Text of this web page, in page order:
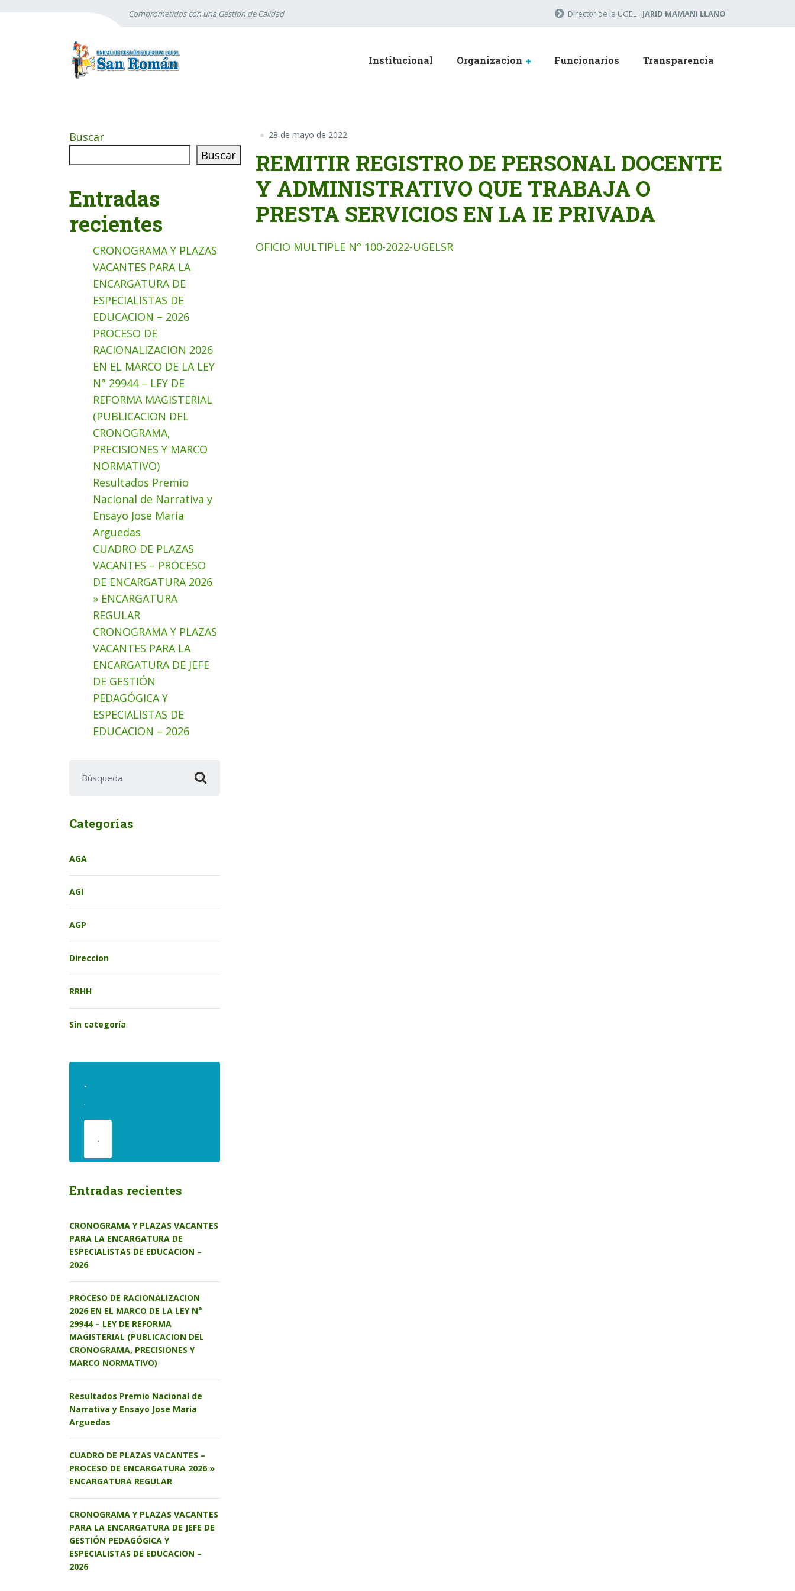
Comprometidos con una Gestion de Calidad Director de la UGEL : JARID MAMANI LLANO
Institucional Organizacion Funcionarios Transparencia
28 de mayo de 2022
REMITIR REGISTRO DE PERSONAL DOCENTE
Y ADMINISTRATIVO QUE TRABAJA O
PRESTA SERVICIOS EN LA IE PRIVADA
OFICIO MULTIPLE N° 100-2022-UGELSR
Buscar
Buscar
Entradas
recientes
CRONOGRAMA Y PLAZAS
VACANTES PARA LA
ENCARGATURA DE
ESPECIALISTAS DE
EDUCACION – 2026
PROCESO DE
RACIONALIZACION 2026
EN EL MARCO DE LA LEY
N° 29944 – LEY DE
REFORMA MAGISTERIAL
(PUBLICACION DEL
CRONOGRAMA,
PRECISIONES Y MARCO
NORMATIVO)
Resultados Premio
Nacional de Narrativa y
Ensayo Jose Maria
Arguedas
CUADRO DE PLAZAS
VACANTES – PROCESO
DE ENCARGATURA 2026
» ENCARGATURA
REGULAR
CRONOGRAMA Y PLAZAS
VACANTES PARA LA
ENCARGATURA DE JEFE
DE GESTIÓN
PEDAGÓGICA Y
ESPECIALISTAS DE
EDUCACION – 2026
Categorías
AGA
AGI
AGP
Direccion
RRHH
Sin categoría
.
.
.
Entradas recientes
CRONOGRAMA Y PLAZAS VACANTES
PARA LA ENCARGATURA DE
ESPECIALISTAS DE EDUCACION –
2026
PROCESO DE RACIONALIZACION
2026 EN EL MARCO DE LA LEY N°
29944 – LEY DE REFORMA
MAGISTERIAL (PUBLICACION DEL
CRONOGRAMA, PRECISIONES Y
MARCO NORMATIVO)
Resultados Premio Nacional de
Narrativa y Ensayo Jose Maria
Arguedas
CUADRO DE PLAZAS VACANTES –
PROCESO DE ENCARGATURA 2026 »
ENCARGATURA REGULAR
CRONOGRAMA Y PLAZAS VACANTES
PARA LA ENCARGATURA DE JEFE DE
GESTIÓN PEDAGÓGICA Y
ESPECIALISTAS DE EDUCACION –
2026